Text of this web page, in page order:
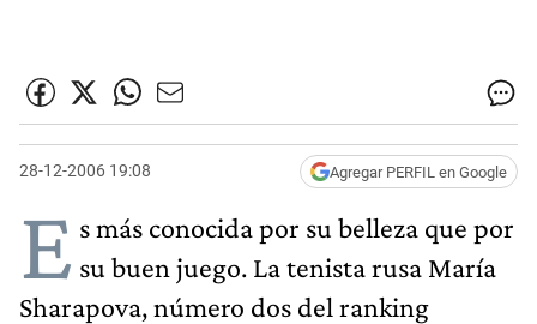
28-12-2006 19:08 Agregar PERFIL en Google
E s más conocida por su belleza que por
su buen juego. La tenista rusa María
Sharapova, número dos del ranking